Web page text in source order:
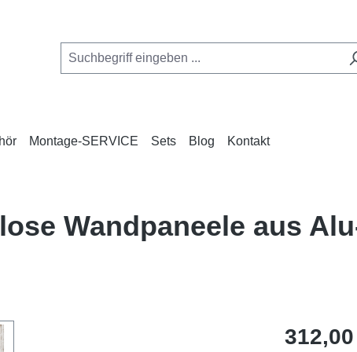
Montage-SERVICE Sets Blog Kontakt
Wandpaneele aus
Regulärer